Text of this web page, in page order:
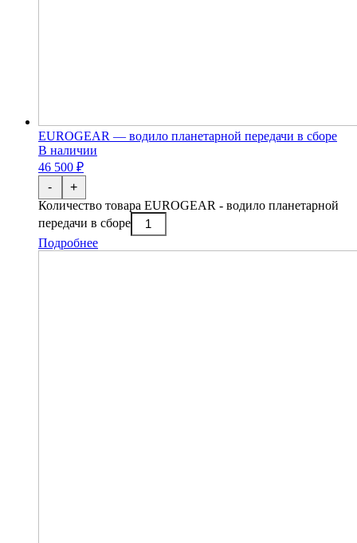
EUROGEAR — водило планетарной передачи в сборе
В наличии
46 500 ₽
-
Количество товара EUROGEAR - водило планетарной
передачи в сборе
+
Подробнее